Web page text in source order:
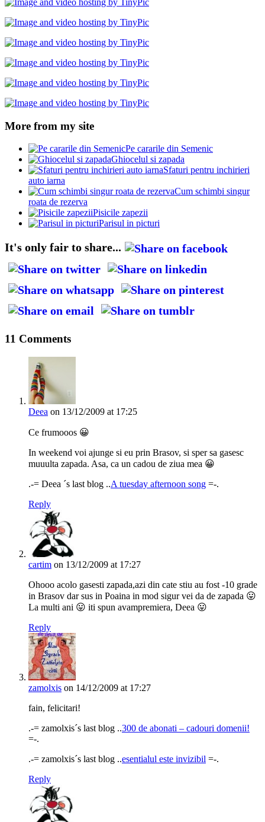
More from my site
Pe cararile din Semenic
Ghiocelul si zapada
Sfaturi pentru inchirieri
auto iarna
Cum schimbi singur
roata de rezerva
Pisicile zapezii
Parisul in picturi
It's only fair to share...
11 Comments
Deea on 13/12/2009 at 17:25
Ce frumooos 😀
In weekend voi ajunge si eu prin Brasov, si sper sa gasesc
muuulta zapada. Asa, ca un cadou de ziua mea 😀
.-= Deea ´s last blog ..A tuesday afternoon song =-.
Reply
cartim on 13/12/2009 at 17:27
Ohooo acolo gasesti zapada,azi din cate stiu au fost -10 grade
in Brasov dar sus in Poaina in mod sigur vei da de zapada 😛
La multi ani 😛 iti spun avampremiera, Deea 😛
Reply
zamolxis on 14/12/2009 at 17:27
fain, felicitari!
.-= zamolxis´s last blog ..300 de abonati – cadouri domenii!
=-.
.-= zamolxis´s last blog ..esentialul este invizibil =-.
Reply